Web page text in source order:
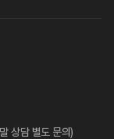
상담 별도 문의)